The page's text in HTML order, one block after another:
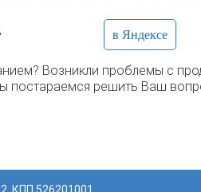
в Яндексе
Возникли проблемы с
постараемся решить Ваш